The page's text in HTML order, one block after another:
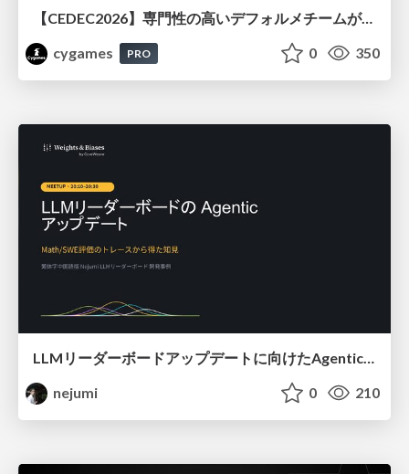
【CEDEC2026】専門性の高いデフォルメチームが挑んだ人材育成戦略 〜Cygames Academiaの企画から実施まで〜
cygames
PRO 0 350
LLMリーダーボードアップデートに向けたAgentic Math_SWEのトレースについて
nejumi
0 210